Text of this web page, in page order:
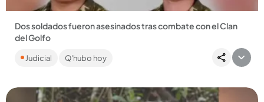
Dos soldados fueron asesinados tras combate con el Clan
del Golfo
presuntos integrantes del grupo ilegal fueron abatidos en
Judicial Q'hubo hoy